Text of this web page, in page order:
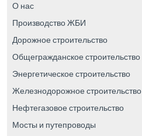
О нас
Производство ЖБИ
Дорожное строительство
Общегражданское строительство
Энергетическое строительство
Железнодорожное строительство
Нефтегазовое строительство
Мосты и путепроводы